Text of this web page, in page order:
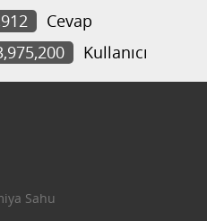
Cevap
Kullanıcı
Sahu